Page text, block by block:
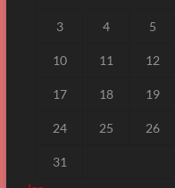
3 4 5
10 11 12
17 18 19
24 25 26
31